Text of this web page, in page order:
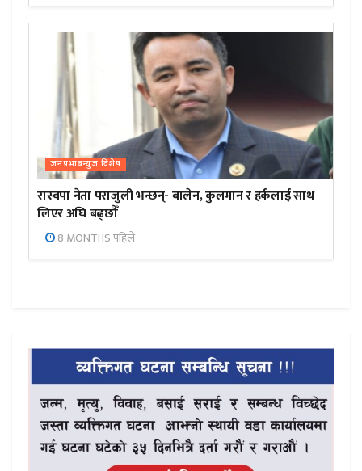
जनप्रभाबन्युज विशेष
रास्वपा नेता पराजुली भन्छन्- बालेन, कुलमान र हर्कलाई साथ
लिएर अघि बढ्छौँ
8 MONTHS पहिले